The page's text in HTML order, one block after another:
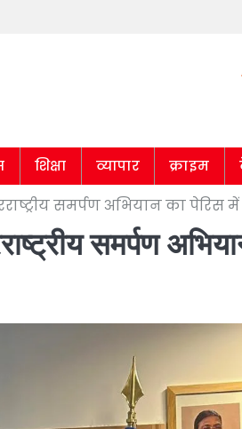
शिक्षा व्यापार क्राइम
समर्पण अभियान का पेरिस
समर्पण